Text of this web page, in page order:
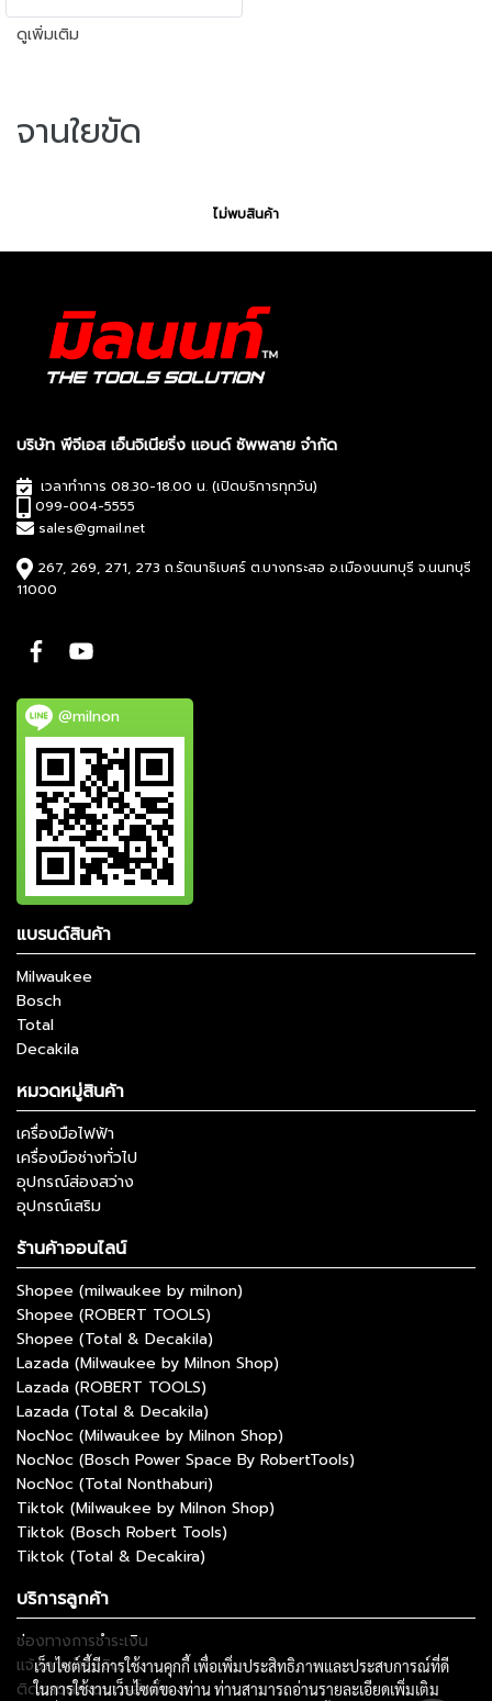
ดูเพิ่มเติม
จานใยขัด
ไม่พบสินค้า
บริษัท พีจีเอส เอ็นจิเนียริ่ง แอนด์ ซัพพลาย จำกัด
เวลาทำการ 08.30-18.00 น. (เปิดบริการทุกวัน)
099-004-5555
sales@gmail.net
267, 269, 271, 273 ถ.รัตนาธิเบศร์ ต.บางกระสอ อ.เมืองนนทบุรี จ.นนทบุรี
11000
@milnon
แบรนด์สินค้า
Milwaukee
Bosch
Total
Decakila
หมวดหมู่สินค้า
เครื่องมือไฟฟ้า
เครื่องมือช่างทั่วไป
อุปกรณ์ส่องสว่าง
อุปกรณ์เสริม
ร้านค้าออนไลน์
Shopee (milwaukee by milnon)
Shopee (ROBERT TOOLS)
Shopee (Total & Decakila)
Lazada (Milwaukee by Milnon Shop)
Lazada (ROBERT TOOLS)
Lazada (Total & Decakila)
NocNoc (Milwaukee by Milnon Shop)
NocNoc (Bosch Power Space By RobertTools)
NocNoc (Total Nonthaburi)
Tiktok (Milwaukee by Milnon Shop)
Tiktok (Bosch Robert Tools)
Tiktok (Total & Decakira)
บริการลูกค้า
ช่องทางการชำระเงิน
แจ้งการชำระเงิน
ติดตามสถานะการสั่งซื้อ
เว็บไซต์นี้มีการใช้งานคุกกี้ เพื่อเพิ่มประสิทธิภาพและประสบการณ์ที่ดี
ในการใช้งานเว็บไซต์ของท่าน ท่านสามารถอ่านรายละเอียดเพิ่มเติม